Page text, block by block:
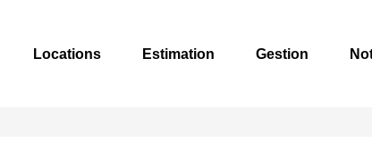
Locations Estimation Gestion